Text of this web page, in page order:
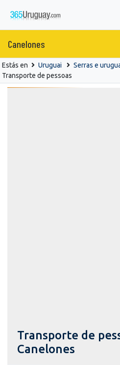
Canelones
Estás en Uruguai Serras e
Transporte de pessoas
Transporte de
Canelones